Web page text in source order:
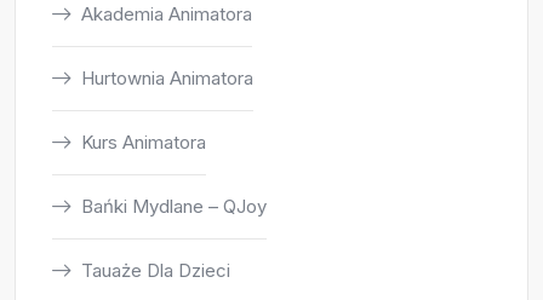
Akademia Animatora
Hurtownia Animatora
Kurs Animatora
Bańki Mydlane – QJoy
Tauaże Dla Dzieci